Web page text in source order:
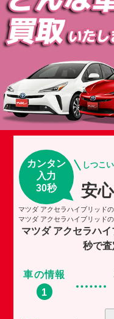
カンタン
入力
30秒
しつこ
安
マツダ アクセラハイブリッド
マツダ アクセラハイブリッド
マツダ アクセラハ
秒で査
車の情報